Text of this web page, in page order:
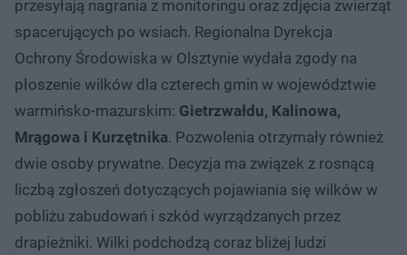
przesyłają nagrania z monitoringu oraz zdjęcia zwierząt
spacerujących po wsiach. Regionalna Dyrekcja
Ochrony Środowiska w Olsztynie wydała zgody na
płoszenie wilków dla czterech gmin w województwie
warmińsko-mazurskim: Gietrzwałdu, Kalinowa,
Mrągowa i Kurzętnika. Pozwolenia otrzymały również
dwie osoby prywatne. Decyzja ma związek z rosnącą
liczbą zgłoszeń dotyczących pojawiania się wilków w
pobliżu zabudowań i szkód wyrządzanych przez
drapieżniki. Wilki podchodzą coraz bliżej ludzi